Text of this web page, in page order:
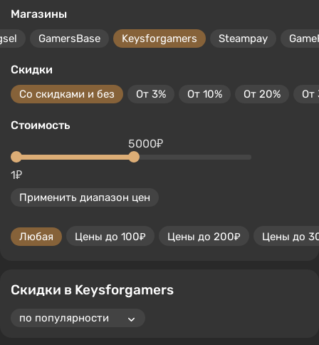
Магазины
GamersBase Keysforgamers Steampay
Скидки
Со скидками и без От 3% От 10% От 20% От
Стоимость
1₽
5000₽
Применить диапазон цен
Любая Цены до 100₽ Цены до 200₽ Цены до
Скидки в Keysforgamers